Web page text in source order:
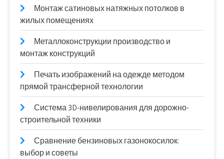
Монтаж сатиновых натяжных потолков в
жилых помещениях
Металлоконструкции производство и
монтаж конструкций
Печать изображений на одежде методом
прямой трансферной технологии
Система 3D-нивелирования для дорожно-
строительной техники
Сравнение бензиновых газонокосилок:
выбор и советы